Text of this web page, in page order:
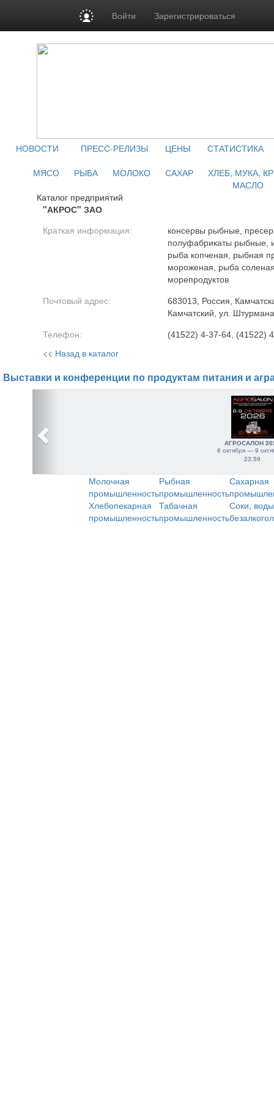
Войти Зарегистрироваться
НОВОСТИ ПРЕСС-РЕЛИЗЫ ЦЕНЫ
СТАТИСТИКА
МЯСО
РЫБА МОЛОКО САХАР
ХЛЕБ, МУКА,
МАСЛО
Каталог предприятий
"АКРОС" ЗАО
Краткая информация:
консервы рыбные,
полуфабрикаты рыбные,
рыба копченая, рыбная
мороженая, рыба
морепродуктов
Почтовый адрес:
683013, Россия,
Камчатский, ул.
Телефон: (41522) 4-37-64, (41522)
<< Назад в каталог
Выставки и конференции по продуктам питания и
АГРОСАЛОН
6 октября — 9
23:59
Молочная
промышленность
Рыбная
промышленность
Сахарная
Хлебопекарная
промышленность
Табачная
промышленность
Соки,